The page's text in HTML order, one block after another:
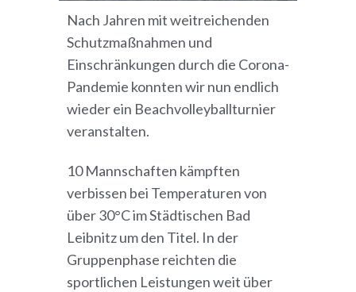
Nach Jahren mit weitreichenden
Schutzmaßnahmen und
Einschränkungen durch die Corona-
Pandemie konnten wir nun endlich
wieder ein Beachvolleyballturnier
veranstalten.
10 Mannschaften kämpften
verbissen bei Temperaturen von
über 30°C im Städtischen Bad
Leibnitz um den Titel. In der
Gruppenphase reichten die
sportlichen Leistungen weit über